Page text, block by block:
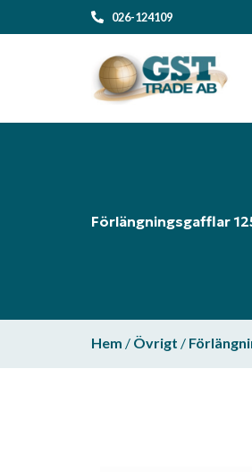
026-124109
Förlängningsgafflar
Hem / Övrigt /